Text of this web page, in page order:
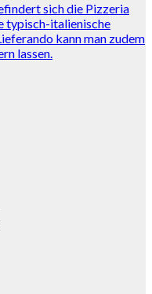
sich die Pizzeria
typisch-italienische
kann man zudem
lassen.